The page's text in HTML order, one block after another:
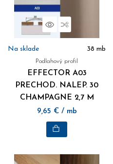
NáhľadPorovnať
Na sklade 38 mb
Podlahový profil
EFFECTOR A03
PRECHOD. NALEP. 30
CHAMPAGNE 2,7 M
9,65 € / mb